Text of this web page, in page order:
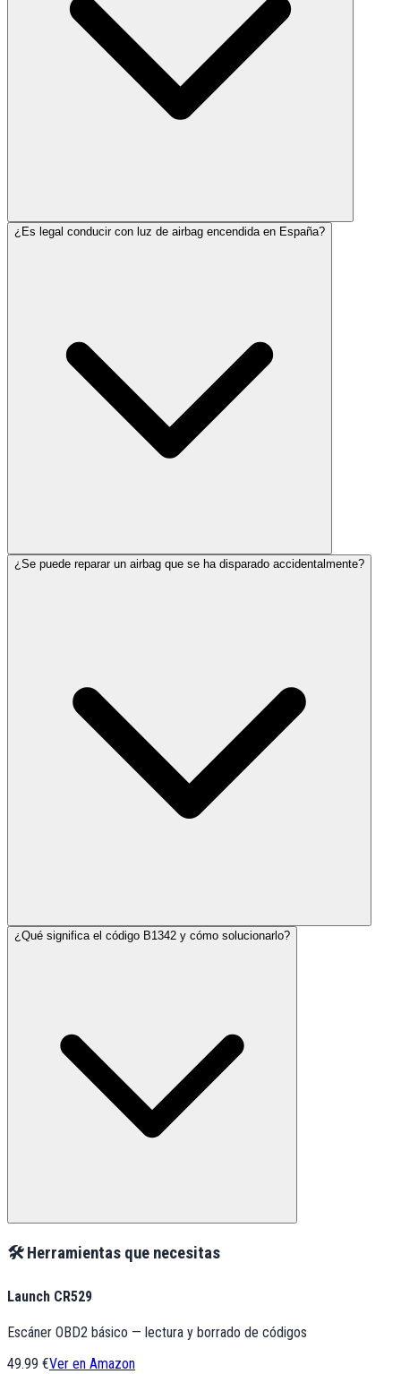
¿Es legal conducir con luz de airbag encendida en España?
¿Se puede reparar un airbag que se ha disparado accidentalmente?
¿Qué significa el código B1342 y cómo solucionarlo?
🛠️ Herramientas que necesitas
Launch CR529
Escáner OBD2 básico — lectura y borrado de códigos
49.99 €Ver en Amazon